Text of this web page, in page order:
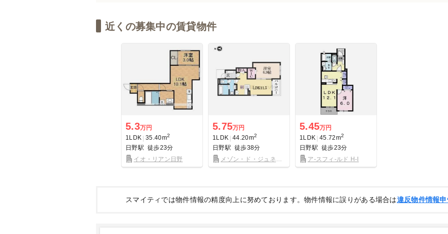
近くの募集中の賃貸物件
5.3万円
1LDK 35.40m2
日野駅 徒歩23分
イオ・リアン日野
5.75万円
1LDK 44.20m2
日野駅 徒歩38分
メゾン・ド・ジュネス
5.45万円
1LDK 45.72m2
日野駅 徒歩23分
ア-スフィ-ルド H-I
スマイティでは物件情報の精度向上に努めております。物件情報に誤りがある場合は違反物件情報